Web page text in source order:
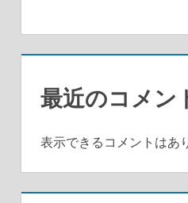
最近のコメン
表示できるコメントはあ